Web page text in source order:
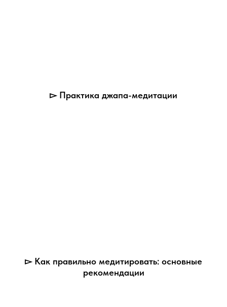
▻ Практика джапа-медитации
▻ Как правильно медитировать: основные
рекомендации